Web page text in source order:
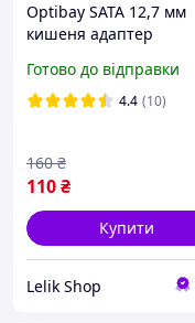
Optibay SATA 12,7 мм
кишеня адаптер
диска 2.5" алюмінієвий
TISHRIC
Готово до відправки
4.4 (10)
110₴
160 ₴
Купити
Lelik Shop